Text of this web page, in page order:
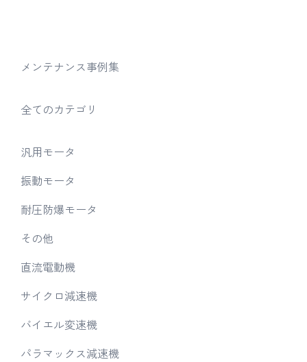
メンテナンス事例集
全てのカテゴリ
汎用モータ
振動モータ
耐圧防爆モータ
その他
直流電動機
サイクロ減速機
バイエル変速機
パラマックス減速機